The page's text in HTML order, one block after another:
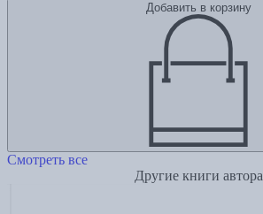
Добавить в корзину
Смотреть все
Другие книги автора